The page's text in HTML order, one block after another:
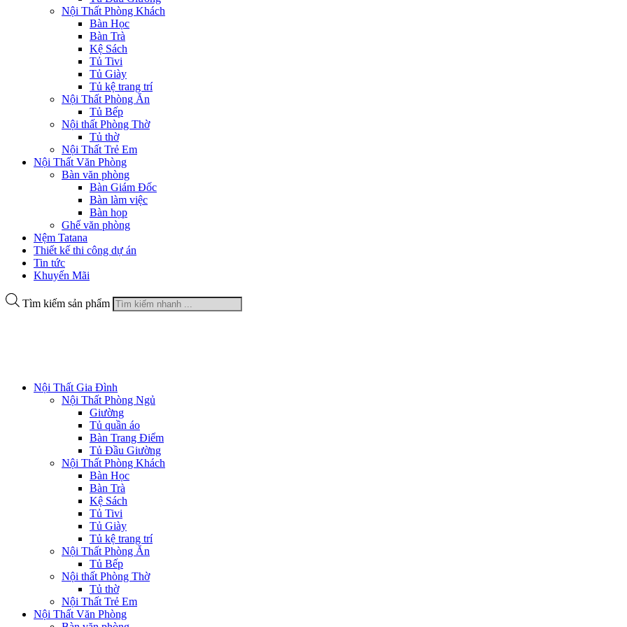
Nội Thất Phòng Khách
Bàn Học
Bàn Trà
Kệ Sách
Tủ Tivi
Tủ Giày
Tủ kệ trang trí
Nội Thất Phòng Ăn
Tủ Bếp
Nội thất Phòng Thờ
Tủ thờ
Nội Thất Trẻ Em
Nội Thất Văn Phòng
Bàn văn phòng
Bàn Giám Đốc
Bàn làm việc
Bàn họp
Ghế văn phòng
Nệm Tatana
Thiết kế thi công dự án
Tin tức
Khuyến Mãi
Tìm kiếm sản phẩm
Nội Thất Gia Đình
Nội Thất Phòng Ngủ
Giường
Tủ quần áo
Bàn Trang Điểm
Tủ Đầu Giường
Nội Thất Phòng Khách
Bàn Học
Bàn Trà
Kệ Sách
Tủ Tivi
Tủ Giày
Tủ kệ trang trí
Nội Thất Phòng Ăn
Tủ Bếp
Nội thất Phòng Thờ
Tủ thờ
Nội Thất Trẻ Em
Nội Thất Văn Phòng